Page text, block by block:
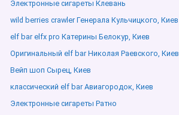
Электронные сигареты Клевань
wild berries crawler Генерала Кульчицкого, Киев
elf bar elfx pro Катерины Белокур, Киев
Оригинальный elf bar Николая Раевского, Киев
Вейп шоп Сырец, Киев
классический elf bar Авиагородок, Киев
Электронные сигареты Ратно